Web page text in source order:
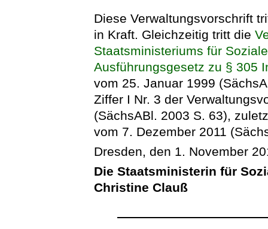
Diese Verwaltungsvorschrift
in Kraft. Gleichzeitig tritt die
Staatsministeriums für
Ausführungsgesetz zu § 305
vom 25. Januar 1999
Ziffer I Nr. 3 der
(SächsABl. 2003 S. 63),
vom 7. Dezember 2011
Dresden, den 1. November
Die Staatsministerin für
Christine Clauß